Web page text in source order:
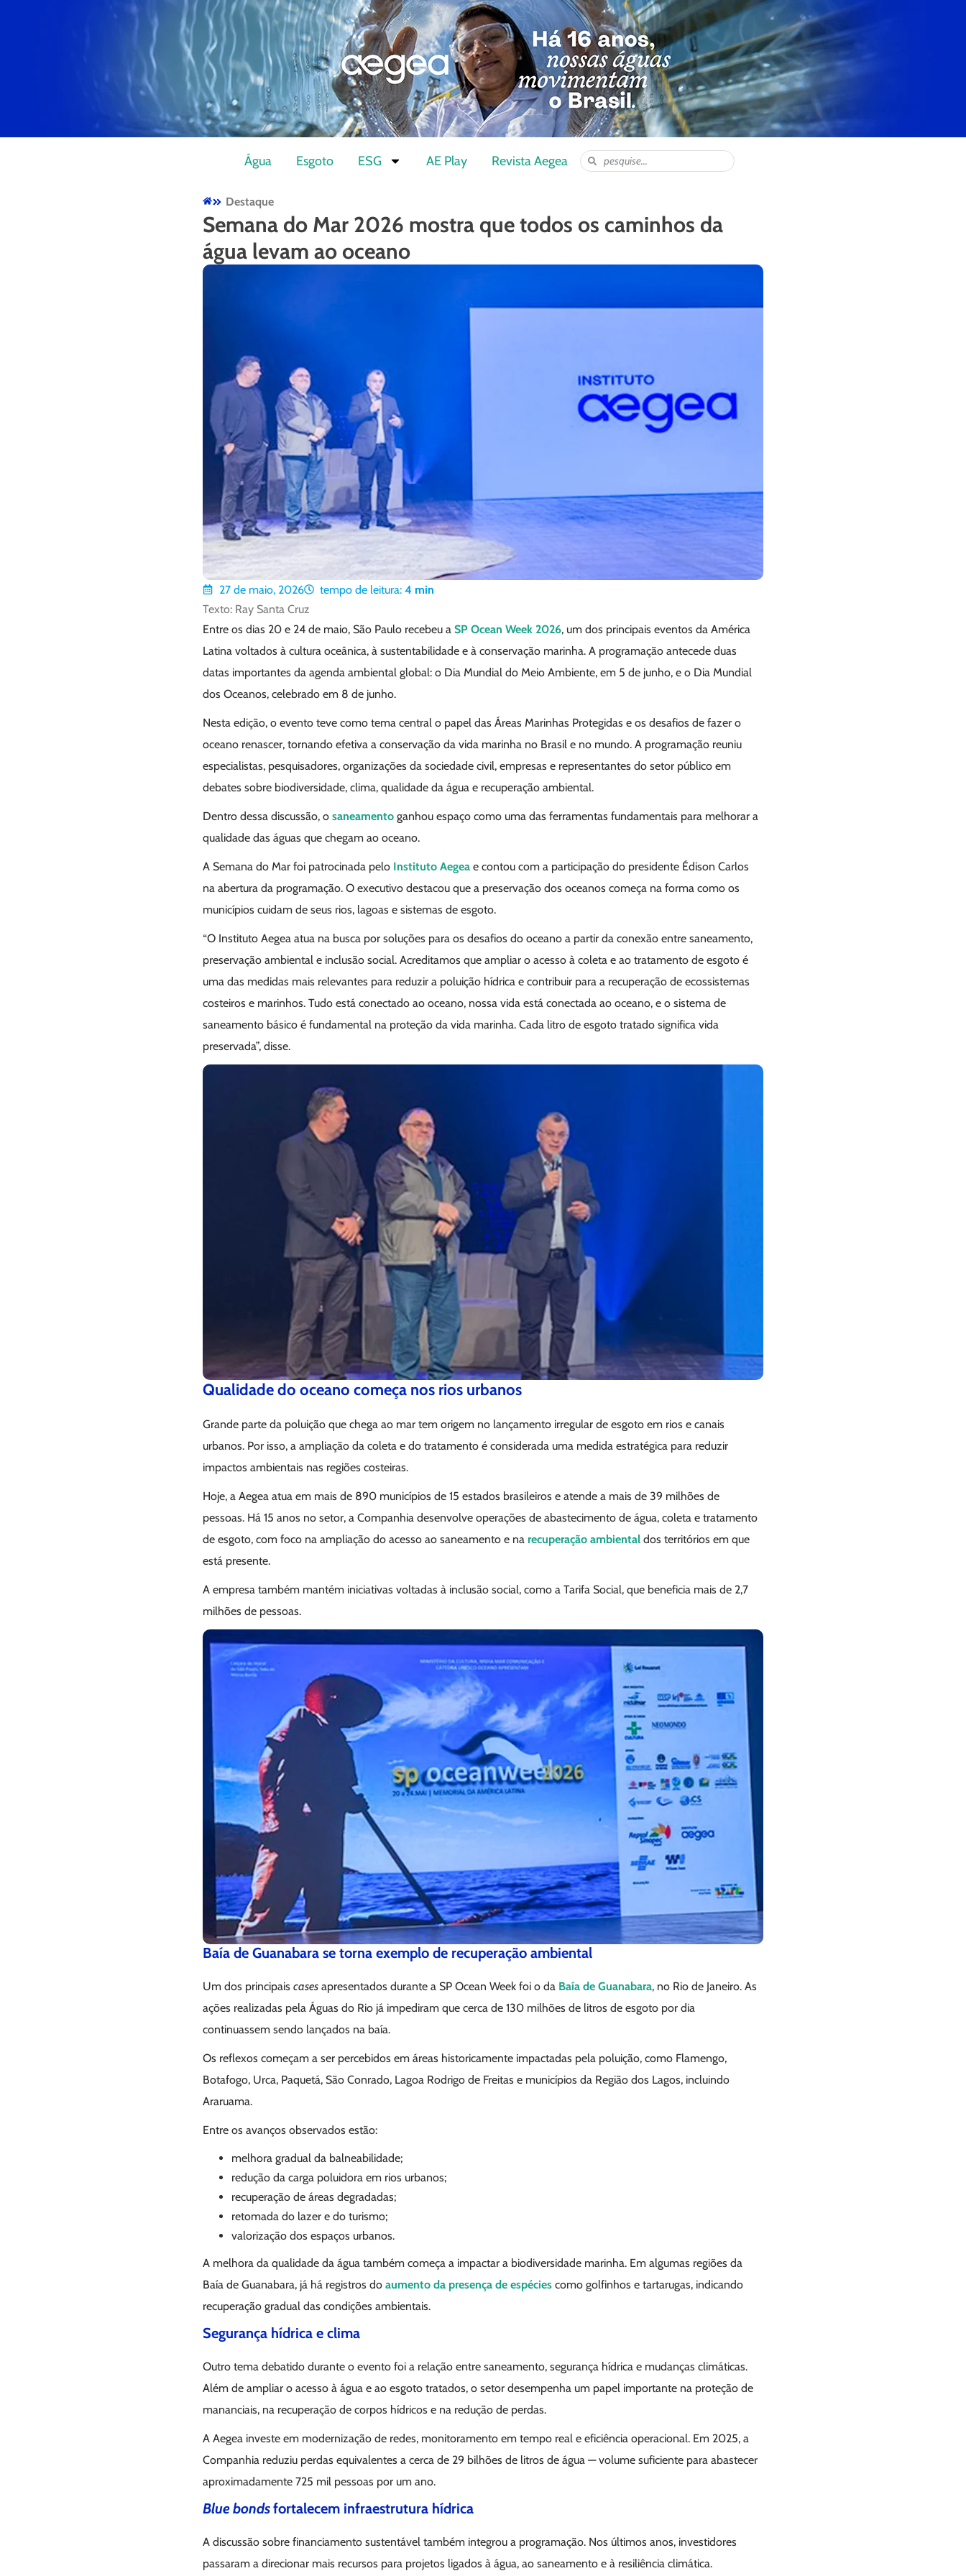
Água Esgoto ESG AE Play Revista Aegea
Destaque
Semana do Mar 2026 mostra que todos os caminhos da
água levam ao oceano
27 de maio, 2026 tempo de leitura: 4 min
Texto: Ray Santa Cruz
Entre os dias 20 e 24 de maio, São Paulo recebeu a SP Ocean Week 2026, um dos principais eventos da América
Latina voltados à cultura oceânica, à sustentabilidade e à conservação marinha. A programação antecede duas
datas importantes da agenda ambiental global: o Dia Mundial do Meio Ambiente, em 5 de junho, e o Dia Mundial
dos Oceanos, celebrado em 8 de junho.
Nesta edição, o evento teve como tema central o papel das Áreas Marinhas Protegidas e os desafios de fazer o
oceano renascer, tornando efetiva a conservação da vida marinha no Brasil e no mundo. A programação reuniu
especialistas, pesquisadores, organizações da sociedade civil, empresas e representantes do setor público em
debates sobre biodiversidade, clima, qualidade da água e recuperação ambiental.
Dentro dessa discussão, o saneamento ganhou espaço como uma das ferramentas fundamentais para melhorar a
qualidade das águas que chegam ao oceano.
A Semana do Mar foi patrocinada pelo Instituto Aegea e contou com a participação do presidente Édison Carlos
na abertura da programação. O executivo destacou que a preservação dos oceanos começa na forma como os
municípios cuidam de seus rios, lagoas e sistemas de esgoto.
“O Instituto Aegea atua na busca por soluções para os desafios do oceano a partir da conexão entre saneamento,
preservação ambiental e inclusão social. Acreditamos que ampliar o acesso à coleta e ao tratamento de esgoto é
uma das medidas mais relevantes para reduzir a poluição hídrica e contribuir para a recuperação de ecossistemas
costeiros e marinhos. Tudo está conectado ao oceano, nossa vida está conectada ao oceano, e o sistema de
saneamento básico é fundamental na proteção da vida marinha. Cada litro de esgoto tratado significa vida
preservada”, disse.
Qualidade do oceano começa nos rios urbanos
Grande parte da poluição que chega ao mar tem origem no lançamento irregular de esgoto em rios e canais
urbanos. Por isso, a ampliação da coleta e do tratamento é considerada uma medida estratégica para reduzir
impactos ambientais nas regiões costeiras.
Hoje, a Aegea atua em mais de 890 municípios de 15 estados brasileiros e atende a mais de 39 milhões de
pessoas. Há 15 anos no setor, a Companhia desenvolve operações de abastecimento de água, coleta e tratamento
de esgoto, com foco na ampliação do acesso ao saneamento e na recuperação ambiental dos territórios em que
está presente.
A empresa também mantém iniciativas voltadas à inclusão social, como a Tarifa Social, que beneficia mais de 2,7
milhões de pessoas.
Baía de Guanabara se torna exemplo de recuperação ambiental
Um dos principais cases apresentados durante a SP Ocean Week foi o da Baía de Guanabara, no Rio de Janeiro. As
ações realizadas pela Águas do Rio já impediram que cerca de 130 milhões de litros de esgoto por dia
continuassem sendo lançados na baía.
Os reflexos começam a ser percebidos em áreas historicamente impactadas pela poluição, como Flamengo,
Botafogo, Urca, Paquetá, São Conrado, Lagoa Rodrigo de Freitas e municípios da Região dos Lagos, incluindo
Araruama.
Entre os avanços observados estão:
melhora gradual da balneabilidade;
redução da carga poluidora em rios urbanos;
recuperação de áreas degradadas;
retomada do lazer e do turismo;
valorização dos espaços urbanos.
A melhora da qualidade da água também começa a impactar a biodiversidade marinha. Em algumas regiões da
Baía de Guanabara, já há registros do aumento da presença de espécies como golfinhos e tartarugas, indicando
recuperação gradual das condições ambientais.
Segurança hídrica e clima
Outro tema debatido durante o evento foi a relação entre saneamento, segurança hídrica e mudanças climáticas.
Além de ampliar o acesso à água e ao esgoto tratados, o setor desempenha um papel importante na proteção de
mananciais, na recuperação de corpos hídricos e na redução de perdas.
A Aegea investe em modernização de redes, monitoramento em tempo real e eficiência operacional. Em 2025, a
Companhia reduziu perdas equivalentes a cerca de 29 bilhões de litros de água — volume suficiente para abastecer
aproximadamente 725 mil pessoas por um ano.
Blue bondsfortalecem infraestrutura hídrica
A discussão sobre financiamento sustentável também integrou a programação. Nos últimos anos, investidores
passaram a direcionar mais recursos para projetos ligados à água, ao saneamento e à resiliência climática.